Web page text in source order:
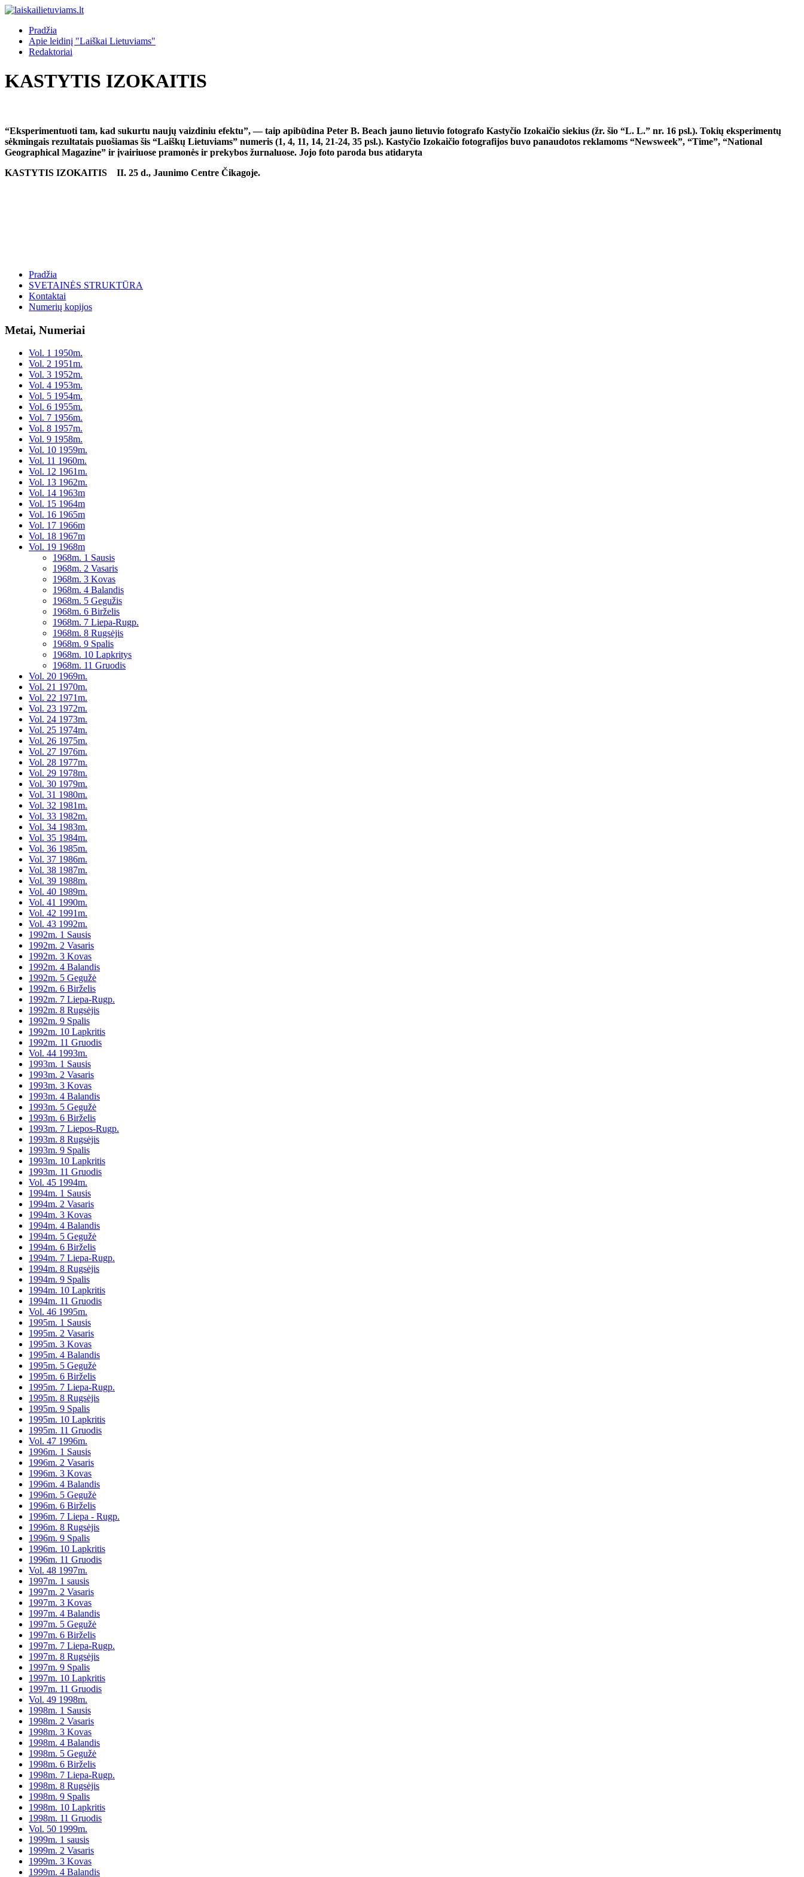
Pradžia
Apie leidinį "Laiškai Lietuviams"
Redaktoriai
KASTYTIS IZOKAITIS
“Eksperimentuoti tam, kad sukurtu naujų vaizdiniu efektu”, — taip apibūdina Peter B. Beach jauno lietuvio fotografo Kastyčio Izokaičio siekius (žr. šio “L. L.” nr. 16 psl.). Tokių eksperimentų
sėkmingais rezultatais puošiamas šis “Laiškų Lietuviams” numeris (1, 4, 11, 14, 21-24, 35 psl.). Kastyčio Izokaičio fotografijos buvo panaudotos reklamoms “Newsweek”, “Time”, “National
Geographical Magazine” ir įvairiuose pramonės ir prekybos žurnaluose. Jojo foto paroda bus atidaryta
KASTYTIS IZOKAITIS II. 25 d., Jaunimo Centre Čikagoje.
Pradžia
SVETAINĖS STRUKTŪRA
Kontaktai
Numerių kopijos
Metai, Numeriai
Vol. 1 1950m.
Vol. 2 1951m.
Vol. 3 1952m.
Vol. 4 1953m.
Vol. 5 1954m.
Vol. 6 1955m.
Vol. 7 1956m.
Vol. 8 1957m.
Vol. 9 1958m.
Vol. 10 1959m.
Vol. 11 1960m.
Vol. 12 1961m.
Vol. 13 1962m.
Vol. 14 1963m
Vol. 15 1964m
Vol. 16 1965m
Vol. 17 1966m
Vol. 18 1967m
Vol. 19 1968m
1968m. 1 Sausis
1968m. 2 Vasaris
1968m. 3 Kovas
1968m. 4 Balandis
1968m. 5 Gegužis
1968m. 6 Birželis
1968m. 7 Liepa-Rugp.
1968m. 8 Rugsėjis
1968m. 9 Spalis
1968m. 10 Lapkritys
1968m. 11 Gruodis
Vol. 20 1969m.
Vol. 21 1970m.
Vol. 22 1971m.
Vol. 23 1972m.
Vol. 24 1973m.
Vol. 25 1974m.
Vol. 26 1975m.
Vol. 27 1976m.
Vol. 28 1977m.
Vol. 29 1978m.
Vol. 30 1979m.
Vol. 31 1980m.
Vol. 32 1981m.
Vol. 33 1982m.
Vol. 34 1983m.
Vol. 35 1984m.
Vol. 36 1985m.
Vol. 37 1986m.
Vol. 38 1987m.
Vol. 39 1988m.
Vol. 40 1989m.
Vol. 41 1990m.
Vol. 42 1991m.
Vol. 43 1992m.
1992m. 1 Sausis
1992m. 2 Vasaris
1992m. 3 Kovas
1992m. 4 Balandis
1992m. 5 Gegužė
1992m. 6 Birželis
1992m. 7 Liepa-Rugp.
1992m. 8 Rugsėjis
1992m. 9 Spalis
1992m. 10 Lapkritis
1992m. 11 Gruodis
Vol. 44 1993m.
1993m. 1 Sausis
1993m. 2 Vasaris
1993m. 3 Kovas
1993m. 4 Balandis
1993m. 5 Gegužė
1993m. 6 Birželis
1993m. 7 Liepos-Rugp.
1993m. 8 Rugsėjis
1993m. 9 Spalis
1993m. 10 Lapkritis
1993m. 11 Gruodis
Vol. 45 1994m.
1994m. 1 Sausis
1994m. 2 Vasaris
1994m. 3 Kovas
1994m. 4 Balandis
1994m. 5 Gegužė
1994m. 6 Birželis
1994m. 7 Liepa-Rugp.
1994m. 8 Rugsėjis
1994m. 9 Spalis
1994m. 10 Lapkritis
1994m. 11 Gruodis
Vol. 46 1995m.
1995m. 1 Sausis
1995m. 2 Vasaris
1995m. 3 Kovas
1995m. 4 Balandis
1995m. 5 Gegužė
1995m. 6 Birželis
1995m. 7 Liepa-Rugp.
1995m. 8 Rugsėjis
1995m. 9 Spalis
1995m. 10 Lapkritis
1995m. 11 Gruodis
Vol. 47 1996m.
1996m. 1 Sausis
1996m. 2 Vasaris
1996m. 3 Kovas
1996m. 4 Balandis
1996m. 5 Gegužė
1996m. 6 Birželis
1996m. 7 Liepa - Rugp.
1996m. 8 Rugsėjis
1996m. 9 Spalis
1996m. 10 Lapkritis
1996m. 11 Gruodis
Vol. 48 1997m.
1997m. 1 sausis
1997m. 2 Vasaris
1997m. 3 Kovas
1997m. 4 Balandis
1997m. 5 Gegužė
1997m. 6 Birželis
1997m. 7 Liepa-Rugp.
1997m. 8 Rugsėjis
1997m. 9 Spalis
1997m. 10 Lapkritis
1997m. 11 Gruodis
Vol. 49 1998m.
1998m. 1 Sausis
1998m. 2 Vasaris
1998m. 3 Kovas
1998m. 4 Balandis
1998m. 5 Gegužė
1998m. 6 Birželis
1998m. 7 Liepa-Rugp.
1998m. 8 Rugsėjis
1998m. 9 Spalis
1998m. 10 Lapkritis
1998m. 11 Gruodis
Vol. 50 1999m.
1999m. 1 sausis
1999m. 2 Vasaris
1999m. 3 Kovas
1999m. 4 Balandis